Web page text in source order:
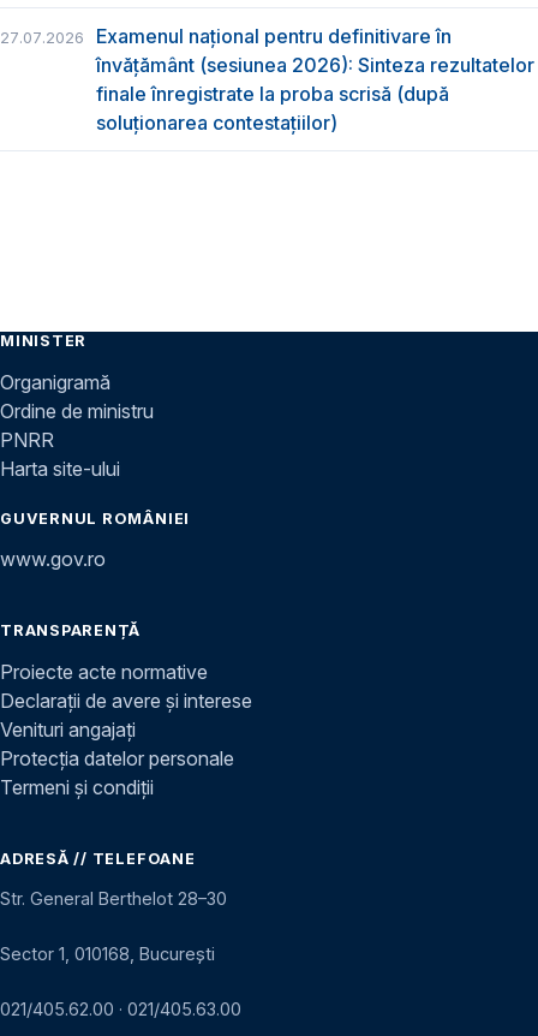
27.07.2026
Examenul național pentru definitivare în
învățământ (sesiunea 2026): Sinteza rezultatelor
finale înregistrate la proba scrisă (după
soluționarea contestațiilor)
MINISTER
Organigramă
Ordine de ministru
PNRR
Harta site-ului
GUVERNUL ROMÂNIEI
www.gov.ro
TRANSPARENȚĂ
Proiecte acte normative
Declarații de avere și interese
Venituri angajați
Protecția datelor personale
Termeni și condiții
ADRESĂ // TELEFOANE
Str. General Berthelot 28–30
Sector 1, 010168, București
021/405.62.00 · 021/405.63.00